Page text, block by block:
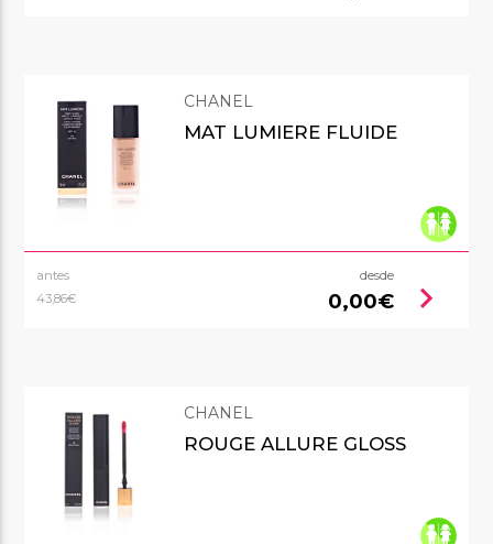
CHANEL
MAT LUMIERE FLUIDE
antes
43,86€
desde
0,00€ chevron_right
CHANEL
ROUGE ALLURE GLOSS